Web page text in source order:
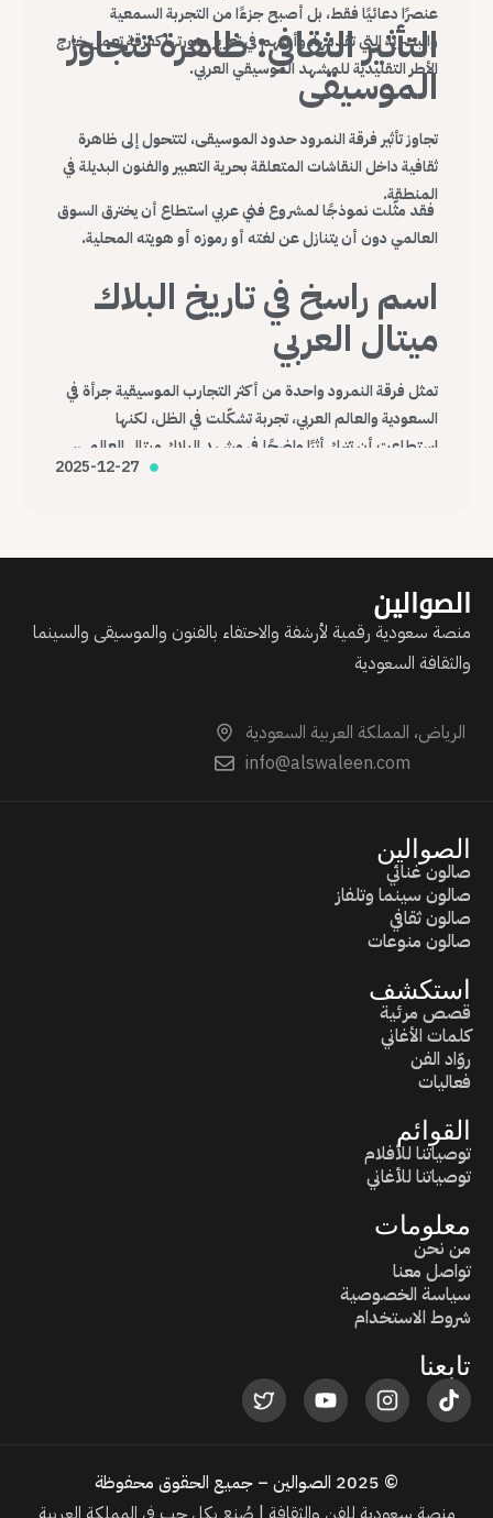
عنصرًا دعائيًا فقط، بل أصبح جزءًا من التجربة السمعية
والبصرية التي تقدمها، وأسهم في تعزيز صورتها كفرقة تعمل خارج
الأطر التقليدية للمشهد الموسيقي العربي.
التأثير الثقافي: ظاهرة تتجاوز
الموسيقى
تجاوز تأثير فرقة النمرود حدود الموسيقى، لتتحول إلى ظاهرة
ثقافية داخل النقاشات المتعلقة بحرية التعبير والفنون البديلة في
المنطقة.
فقد مثّلت نموذجًا لمشروع فني عربي استطاع أن يخترق السوق
العالمي دون أن يتنازل عن لغته أو رموزه أو هويته المحلية.
اسم راسخ في تاريخ البلاك
ميتال العربي
تمثل فرقة النمرود واحدة من أكثر التجارب الموسيقية جرأة في
السعودية والعالم العربي، تجربة تشكّلت في الظل، لكنها
استطاعت أن تترك أثرًا واضحًا في مشهد البلاك ميتال العالمي،
وتؤكد أن الموسيقى، مهما كانت هامشية أو صادمة، قادرة على
2025-12-27
الصوالين
منصة سعودية رقمية لأرشفة والاحتفاء بالفنون والموسيقى والسينما
والثقافة السعودية
الرياض، المملكة العربية السعودية
info@alswaleen.com
الصوالين
صالون غنائي
صالون سينما وتلفاز
صالون ثقافي
صالون منوعات
استكشف
قصص مرئية
كلمات الأغاني
روّاد الفن
فعاليات
القوائم
توصياتنا للأفلام
توصياتنا للأغاني
معلومات
من نحن
تواصل معنا
سياسة الخصوصية
شروط الاستخدام
تابعنا
© 2025 الصوالين – جميع الحقوق محفوظة